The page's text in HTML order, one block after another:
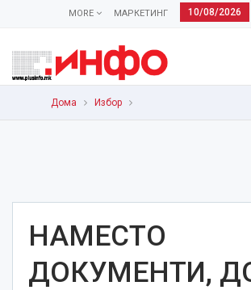
10/08/2026
МАРКЕТИНГ
MORE
Дома Избор
НАМЕСТО
ДОКУМЕНТИ,